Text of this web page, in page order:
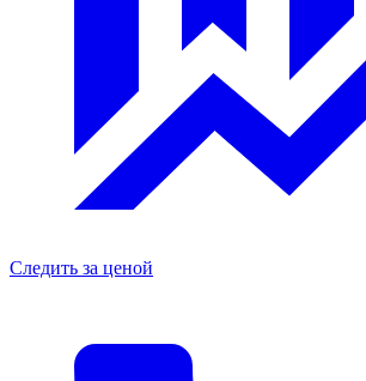
Следить за ценой